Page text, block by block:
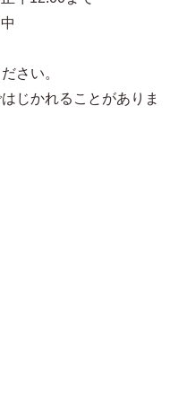
さい。
じかれることがありま